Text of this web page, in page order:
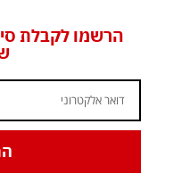
הרשמו לקבלת